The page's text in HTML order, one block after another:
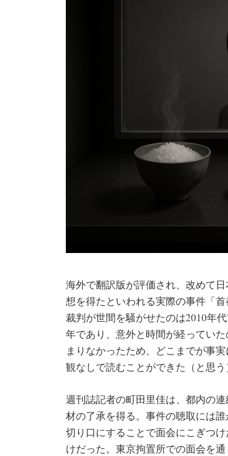
海外で翻訳版が評価され、改めて
想を得たといわれる実際の事件「
裁判が世間を騒がせたのは2010年
年であり、意外と時間が経ってい
まりなかったため、どこまでが事
観なしで読むことができた（と思う
週刊誌記者の町田里佳は、都内の
材の了承を得る。事件の聴取には
切り口にすることで面会にこぎつ
けだった。東京拘置所での面会を